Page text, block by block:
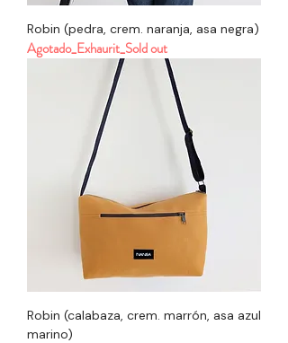
Robin (pedra, crem. naranja, asa negra)
Agotado_Exhaurit_Sold out
Robin (calabaza, crem. marrón, asa azul
marino)